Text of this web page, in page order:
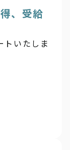
、受給
トいたしま